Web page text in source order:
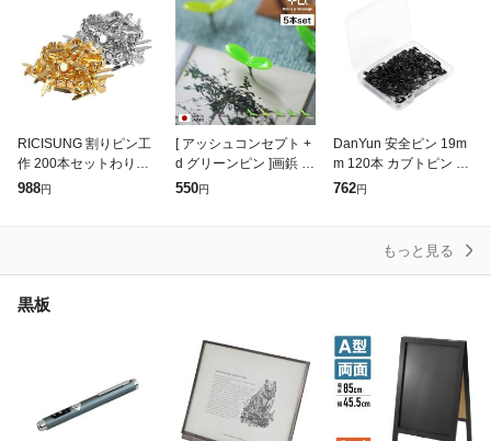
RICISUNG 割りピン工
作 200本セットわりぴ
ん 割ピン 虫ピン 留め
988円
[ アッシュコンセプト +
d グリーンピン ]画鋲 押
しピン 5個入り おしゃ
550円
DanYun 安全ピン 19m
m 120本 カブトピン キ
ルトピン ブローチピン
762円
もっと見る
黒板